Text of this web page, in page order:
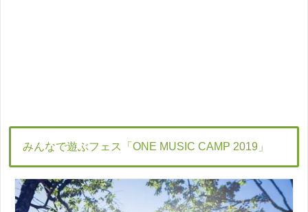
みんなで遊ぶフェス「ONE MUSIC CAMP 2019」